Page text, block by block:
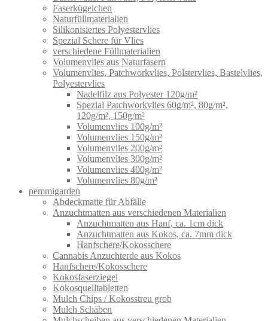
Faserkügelchen
Naturfüllmaterialien
Silikonisiertes Polyestervlies
Spezial Schere für Vlies
verschiedene Füllmaterialien
Volumenvlies aus Naturfasern
Volumenvlies, Patchworkvlies, Polstervlies, Bastelvlies,
Polyestervlies
Nadelfilz aus Polyester 120g/m²
Spezial Patchworkvlies 60g/m², 80g/m²,
120g/m², 150g/m²
Volumenvlies 100g/m²
Volumenvlies 150g/m²
Volumenvlies 200g/m²
Volumenvlies 300g/m²
Volumenvlies 400g/m²
Volumenvlies 80g/m²
pemmigarden
Abdeckmatte für Abfälle
Anzuchtmatten aus verschiedenen Materialien
Anzuchtmatten aus Hanf, ca. 1cm dick
Anzuchtmatten aus Kokos, ca. 7mm dick
Hanfschere/Kokosschere
Cannabis Anzuchterde aus Kokos
Hanfschere/Kokosschere
Kokosfaserziegel
Kokosquelltabletten
Mulch Chips / Kokosstreu grob
Mulch Schäben